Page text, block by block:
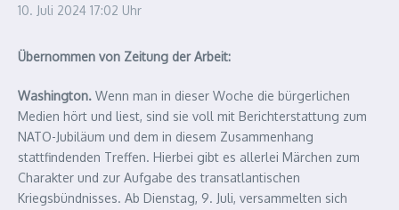
10. Juli 2024 17:02 Uhr
Übernommen von Zeitung der Arbeit:
Washington. Wenn man in dieser Woche die bürgerlichen
Medien hört und liest, sind sie voll mit Berichterstattung zum
NATO-Jubiläum und dem in diesem Zusammenhang
stattfindenden Treffen. Hierbei gibt es allerlei Märchen zum
Charakter und zur Aufgabe des transatlantischen
Kriegsbündnisses. Ab Dienstag, 9. Juli, versammelten sich